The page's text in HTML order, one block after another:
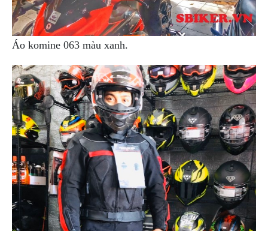
MOTO
ÁO
GIÁP
TAI
NGHE
GẮN
MŨ
BẢO
HIỂM
BỘ
VÁ
XE
STOP
AND
GO
Áo komine 063 màu xanh.